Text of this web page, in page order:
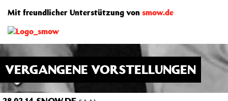
Mit freundlicher Unterstützung von smow.de
VERGANGENE VORSTELLUNGEN